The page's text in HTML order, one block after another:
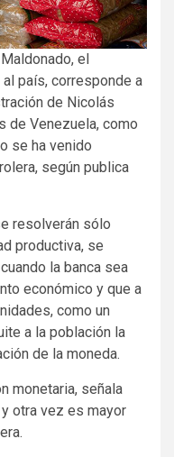
el
país, corresponde a
de Nicolás
de Venezuela, como
se ha venido
según publica
resolverán sólo
productiva, se
la banca sea
económico y que a
como un
a la población la
de la moneda.
monetaria, señala
otra vez es mayor